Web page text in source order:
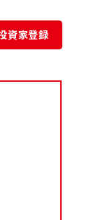
資家登録